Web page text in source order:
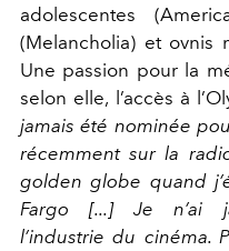
adolescentes
(Melancholia) et ovnis
Une passion pour la
selon elle, l’accès à
jamais été nominée
récemment sur la
golden globe quand
Fargo [...] Je n’ai
l’industrie du cinéma.